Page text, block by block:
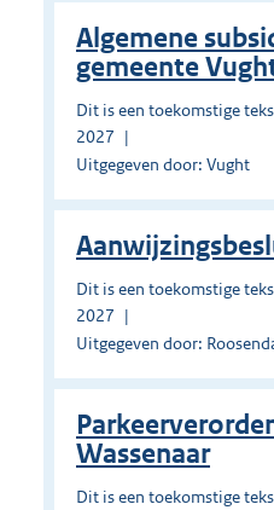
Algemene
gemeente
Dit is een toekomstige
2027
Uitgegeven door: Vught
Dit is een toekomstige
2027
Uitgegeven door:
Wassenaar
Dit is een toekomstige